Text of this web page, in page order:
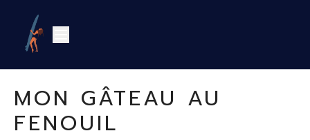
MON GÂTEAU AU
FENOUIL